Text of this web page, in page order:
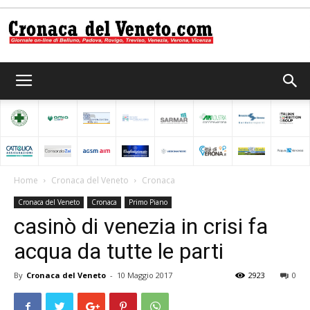
del
Veneto
Home Cronaca del Veneto Cronaca
Cronaca del Veneto Cronaca Primo Piano
casinò di venezia in crisi fa
acqua da tutte le parti
By Cronaca del Veneto - 10 Maggio 2017 0
2923